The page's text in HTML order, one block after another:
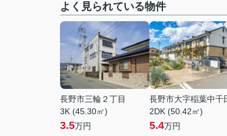
よく見られている物件
長野市三輪２丁目
3K (45.30㎡)
3.5万円
長野市大字稲葉中千
2DK (50.42㎡)
5.4万円